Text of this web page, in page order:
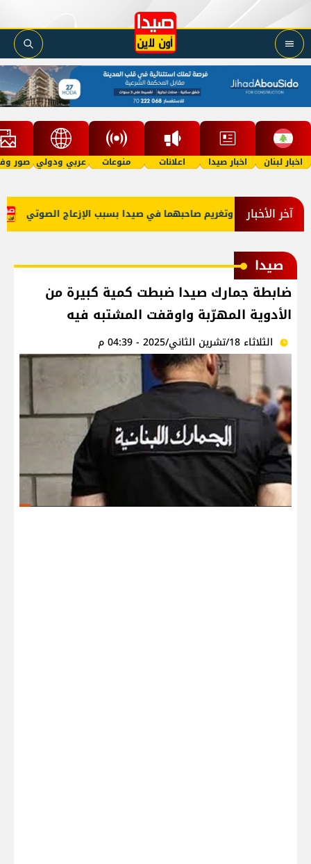
اخبار لبنان اخبار صيدا اعلانات منوعات عربي ودولي صور
آخر الأخبار
'توكتوك' وتغريم صاحبهما في صيدا بسبب الإزعاج الصوتي
صيدا
ضابطة جمارك صيدا ضبطت كمية كبيرة من
الأدوية المهرّبة واوقفت المشتبه فيه
الثلاثاء 18/تشرين الثاني/2025 - 04:39 م